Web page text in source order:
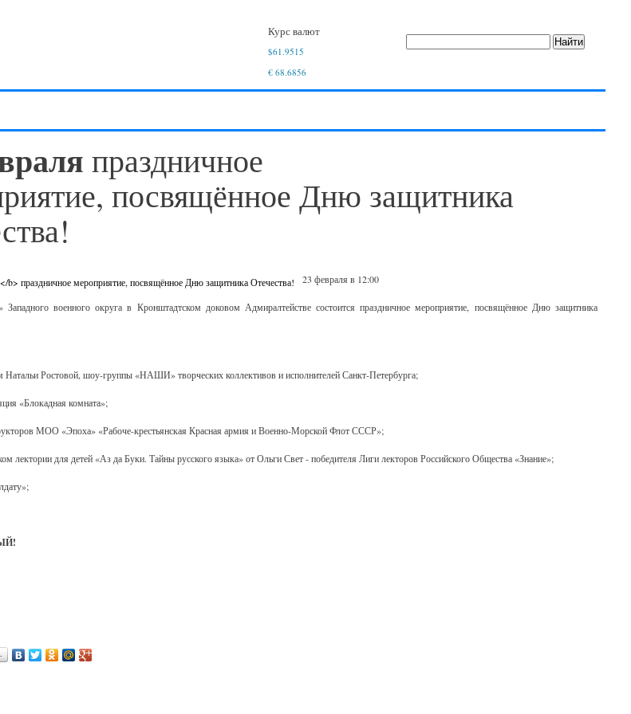
Курс валют
$61.9515
€ 68.6856
праздничное
посвящённое Дню защитника
23 февраля в 12:00
Западного военного округа в Кронштадтском доковом Адмиралтействе состоится праздничное мероприятие, посвящённое Дню защитника
Натальи Ростовой, шоу-группы «НАШИ» творческих коллективов и исполнителей Санкт-Петербурга;
«Блокадная комната»;
МОО «Эпоха» «Рабоче-крестьянская Красная армия и Военно-Морской Флот СССР»;
лектории для детей «Аз да Буки. Тайны русского языка» от Ольги Свет - победителя Лиги лекторов Российского Общества «Знание»;